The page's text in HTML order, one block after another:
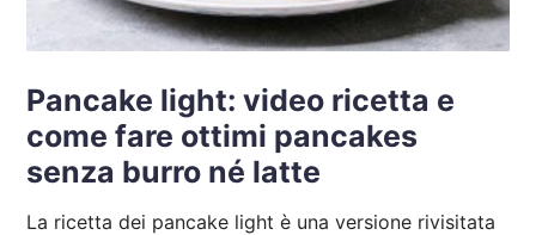
Pancake light: video ricetta e
come fare ottimi pancakes
senza burro né latte
La ricetta dei pancake light è una versione rivisitata